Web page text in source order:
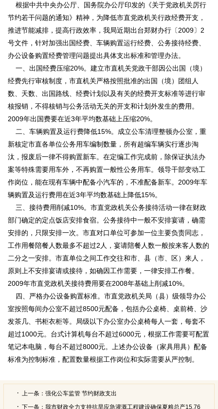
根据中共中央办公厅、国务院办公厅印发的《关于党政机关厉行
节约若干问题的通知》精神，为降低市直党政机关行政经费开支，
推进节能减排，提高行政效率，我局近期出台郑财办行〔2009〕2
号文件，针对加强出国经费、车辆购置运行经费、公务接待经费、
办公设备购置经费管理问题提出具体支出标准和管理办法。
一、出国经费压缩20%。建立市直机关党政干部因公出国（境）
经费先行审核制度，市直机关严格按照批准的出国（境）团组人
数、天数、出国路线、经费计划以及有关的经费开支标准等进行审
核报销，不得核销与公务活动无关的开支和计划外发生的费用。
2009年出国费要在近3年平均数基础上压缩20%。
二、车辆购置及运行费降低15%。成立公车清理整顿办公室，重
新核定市直各单位公务用车编制数量，所有超编车辆实行逐步淘
汰，报废后一律不得购置新车。在定编工作完成前，除保证执法办
案等特殊需要用车外，不再购置一般性公务用车。领导干部变动工
作岗位，能在现有车辆中配备小汽车的，不准配备新车。2009年车
辆购置及运行费用在近3年平均数基础上降低15%。
三、接待费用削减10%。市直党政机关公务接待活动一律在财政
部门确定的定点饭店安排食宿。公务接待中一般不安排宴请，确需
安排的，只限安排一次。市直对口单位可参加一位主要负责同志，
工作用餐陪餐人数最多不超过2人，宴请陪餐人数一般按来客人数的
二分之一安排。市直单位之间工作交往和市、县（市、区）来人，
原则上不安排宴请或接待，如确因工作需要，一律安排工作餐。
2009年市直党政机关接待费用要在2008年基础上削减10%。
四、严格办公设备购置标准。市直党政机关局（县）级领导办公
室按照每间办公室不超过8500元配备，包括办公桌椅、桌前椅、沙
发茶几、书柜衣柜等。局级以下办公室办公桌椅每人一套，每套不
超过1000元。台式计算机每台不超过6000元，根据工作需要可配置
笔记本电脑，每台不超过8000元。上述办公设备（家具用具）配备
标准为控制标准，配置数量根据工作岗位和实际需要从严控制。
上一条： 强化公车监管 节约财政支出
下一条： 我市财政全力支持抗旱应急灌溉工程建设确保夏粮总产15.76